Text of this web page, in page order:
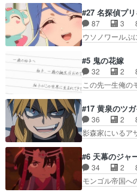
てケーキ食べ
てんやわんや
る日々の中に
お名前を見た
んカッケー、
的興奮覚えて
きこもりの理
んの距離感お
うとると言わ
すためにゲーム
#27 名探偵プリ
87 3
ウソノワール
取り戻し正式
元ネタを解説
の探偵として
番組が始まっ
の！？クレア
は草なんよ。
が探偵事務所の
#5 鬼の花嫁
32 2
この先一生俺
さん柚子に18
鬼龍院家から
ト攻撃ヤバす
プライズの、
んへ…もう中学
での誕生プレ
梅ちゃんがた…
#17 黄泉のツ
36 2
影森家にいる
にアサはいな
当主が際限な
うガブちゃん
た時から伏線
#6 天幕のジャ
34 2
モンゴル帝国